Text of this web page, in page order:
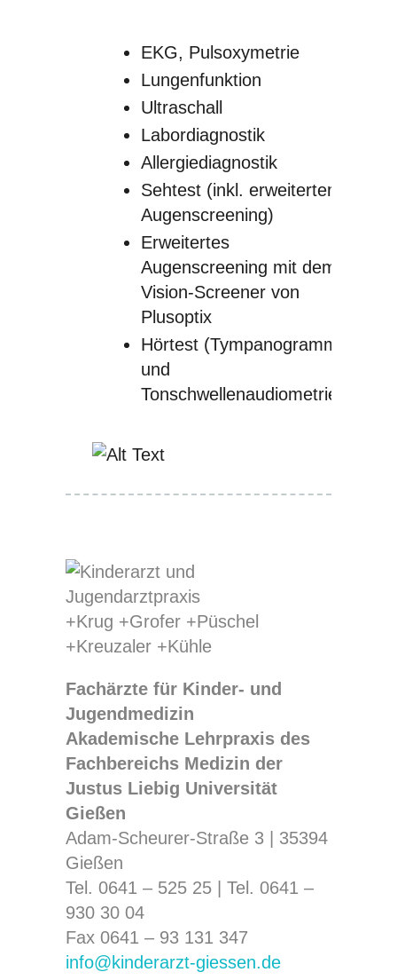
EKG, Pulsoxymetrie
Lungenfunktion
Ultraschall
Labordiagnostik
Allergiediagnostik
Sehtest (inkl. erweitertem
Augenscreening)
Erweitertes
Augenscreening mit dem
Vision-Screener von
Plusoptix
Hörtest (Tympanogramm
und
Tonschwellenaudiometrie)
Fachärzte für Kinder- und
Jugendmedizin
Akademische Lehrpraxis des
Fachbereichs Medizin der
Justus Liebig Universität
Gießen
Adam-Scheurer-Straße 3 | 35394
Gießen
Tel. 0641 – 525 25 | Tel. 0641 –
930 30 04
Fax 0641 – 93 131 347
info@kinderarzt-giessen.de